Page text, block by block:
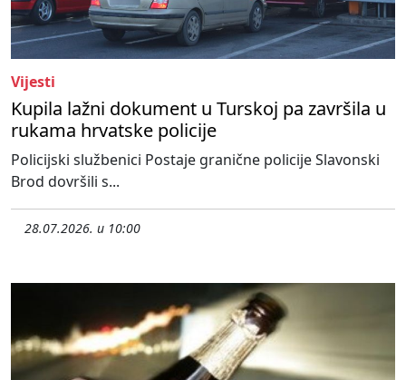
Vijesti
Kupila lažni dokument u Turskoj pa završila u
rukama hrvatske policije
Policijski službenici Postaje granične policije Slavonski
Brod dovršili s...
28.07.2026. u 10:00